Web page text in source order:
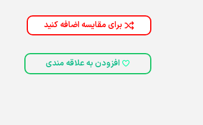
برای مقایسه اضافه کنید
افزودن به علاقه مندی